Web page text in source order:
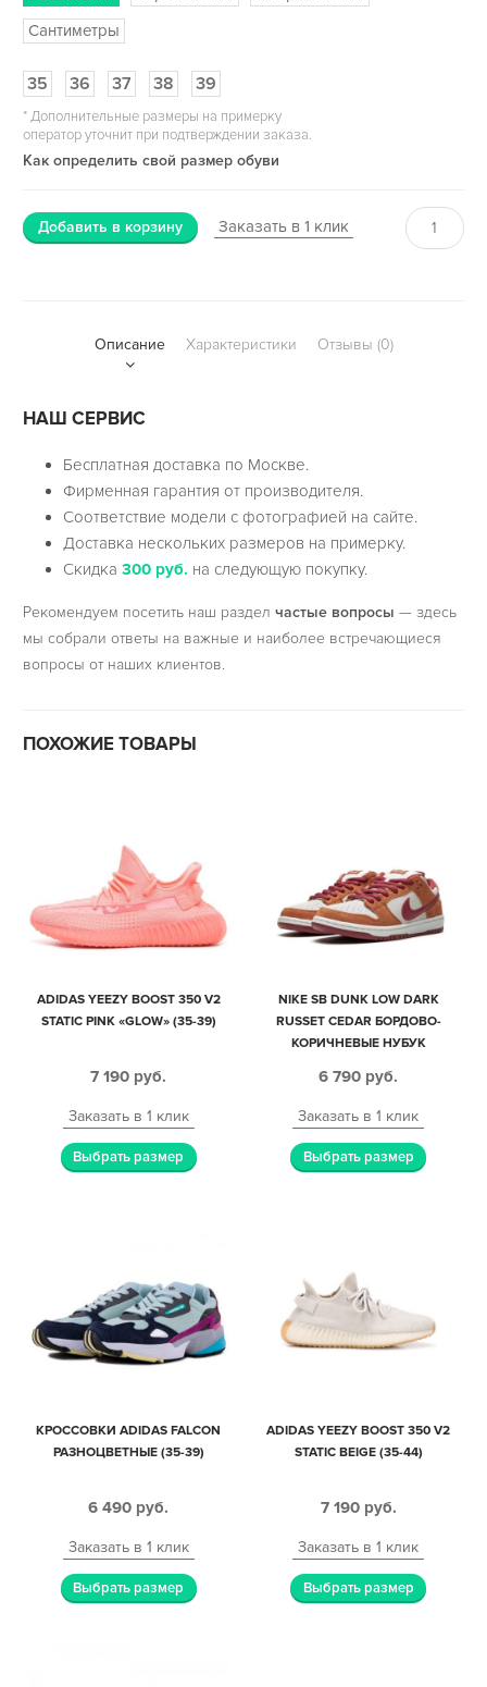
Сантиметры
35 36 37 38 39
*Дополнительные размеры на примерку
оператор уточнит при подтверждении заказа.
Как определить свой размер обуви
Добавить в корзину Заказать в 1 клик
Описание Характеристики Отзывы (0)
НАШ СЕРВИС
Бесплатная доставка по Москве.
Фирменная гарантия от производителя.
Соответствие модели с фотографией на сайте.
Доставка нескольких размеров на примерку.
Скидка300 руб. на следующую покупку.
Рекомендуем посетить наш раздел частые вопросы — здесь
мы собрали ответы на важные и наиболее встречающиеся
вопросы от наших клиентов.
ПОХОЖИЕ ТОВАРЫ
ADIDAS YEEZY BOOST 350 V2
STATIC PINK «GLOW» (35-39)
7 190 руб.
Заказать в 1 клик
Выбрать размер
NIKE SB DUNK LOW DARK
RUSSET CEDAR БОРДОВО-
КОРИЧНЕВЫЕ НУБУК
6 790 руб.
Заказать в 1 клик
Выбрать размер
КРОССОВКИ ADIDAS FALCON
РАЗНОЦВЕТНЫЕ (35-39)
6 490 руб.
Заказать в 1 клик
Выбрать размер
ADIDAS YEEZY BOOST 350 V2
STATIC BEIGE (35-44)
7 190 руб.
Заказать в 1 клик
Выбрать размер